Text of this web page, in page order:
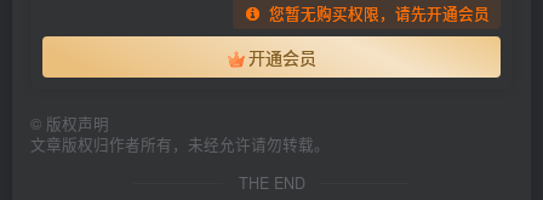
您暂无购买权限，请先开通会员
开通会员
© 版权声明
文章版权归作者所有，未经允许请勿转载。
THE END